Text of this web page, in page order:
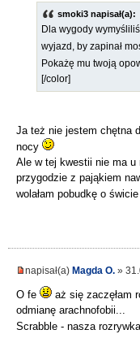
smoki3 napisał(a):
Dla wygody
wyjazd, by zapinał
Pokażę mu twoją
[/color]
Ja też nie jestem chętna
nocy
Ale w tej kwestii nie ma
przygodzie z pająkiem
wolałam pobudkę o
napisał(a) Magda O. »
O fe
aż się zaczęłam
odmianę arachnofobii...
Scrabble - nasza